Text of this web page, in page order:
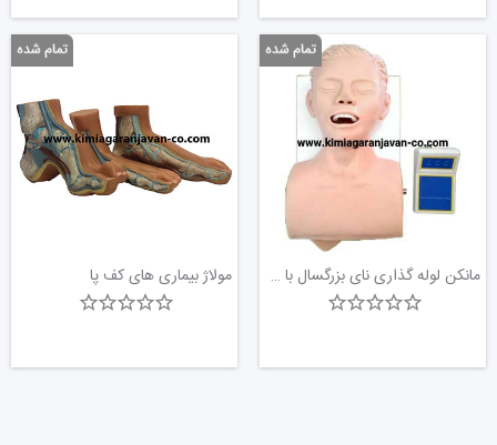
مانکن لوله گذاری نای بزرگسال با گاید مولاژ بیماری های کف پا